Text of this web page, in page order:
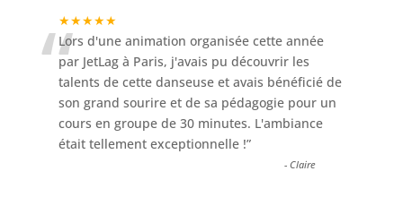
★★★★★
“Lors d'une animation organisée cette année
par JetLag à Paris, j'avais pu découvrir les
talents de cette danseuse et avais bénéficié de
son grand sourire et de sa pédagogie pour un
cours en groupe de 30 minutes. L'ambiance
était tellement exceptionnelle !”
-Claire